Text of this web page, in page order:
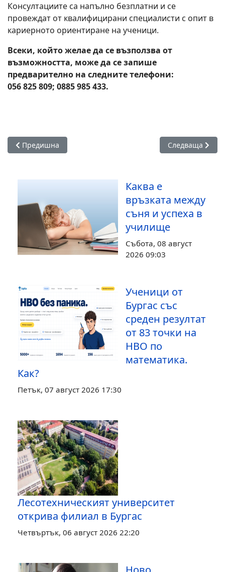
Консултациите са напълно безплатни и се
провеждат от квалифицирани специалисти с опит в
кариерното ориентиране на ученици.
Всеки, който желае да се възползва от
възможността, може да се запише
предварително на следните телефони:
056 825 809; 0885 985 433.
Предишна статия: Иновативен STEM център отвори
Предишна Следваща
Следваща
Каква е
връзката между
съня и успеха в
училище
Събота, 08 август
2026 09:03
Ученици от
Бургас със
среден резултат
от 83 точки на
НВО по
математика.
Как?
Петък, 07 август 2026 17:30
Лесотехническият университет
открива филиал в Бургас
Четвъртък, 06 август 2026 22:20